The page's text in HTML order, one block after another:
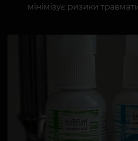
мінімізує ризики